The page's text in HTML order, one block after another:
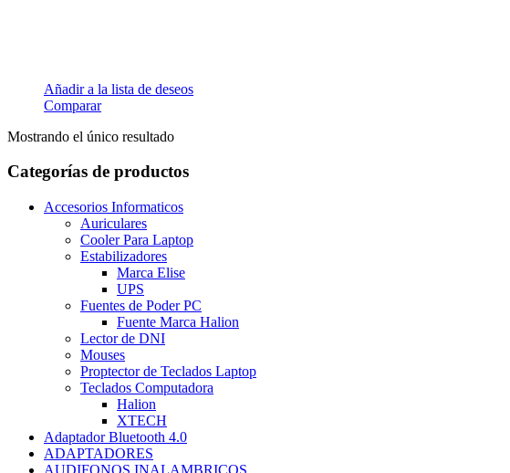
Añadir a la lista de deseos
Comparar
Mostrando el único resultado
Categorías de productos
Accesorios Informaticos
Auriculares
Cooler Para Laptop
Estabilizadores
Marca Elise
UPS
Fuentes de Poder PC
Fuente Marca Halion
Lector de DNI
Mouses
Proptector de Teclados Laptop
Teclados Computadora
Halion
XTECH
Adaptador Bluetooth 4.0
ADAPTADORES
AUDIFONOS INALAMBRICOS